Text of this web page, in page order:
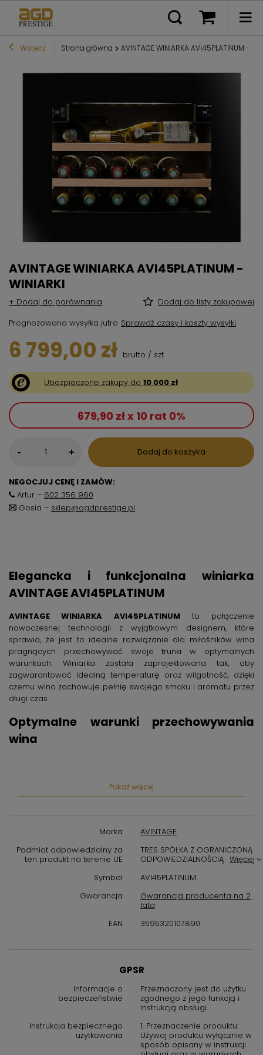
Wstecz Strona główna AVINTAGE WINIARKA AVI45PLATINUM -
AVINTAGE WINIARKA AVI45PLATINUM -
WINIARKI
+ Dodaj do porównania
Dodaj do listy zakupowej
Prognozowana wysyłka jutro Sprawdź czasy i koszty wysyłki
6 799,00 zł brutto / szt.
Ubezpieczone zakupy do 10 000 zł
679,90 zł x 10 rat 0%
- + Dodaj do koszyka
NEGOCJUJ CENĘ I ZAMÓW:
Artur – 602 356 960
Gosia – sklep@agdprestige.pl
Elegancka i funkcjonalna winiarka
AVINTAGE AVI45PLATINUM
AVINTAGE WINIARKA AVI45PLATINUMto połączenie
nowoczesnej technologii z wyjątkowym designem, które
sprawia, że jest to idealne rozwiązanie dla miłośników wina
pragnących przechowywać swoje trunki w optymalnych
warunkach. Winiarka została zaprojektowana tak, aby
zagwarantować idealną temperaturę oraz wilgotność, dzięki
czemu wino zachowuje pełnię swojego smaku i aromatu przez
długi czas.
Optymalne warunki przechowywania
wina
rodzajów win – od delikatnych białych po intensywne
czerwone. Zaawansowany system chłodzenia i izolacji
drganiami, które mogą negatywnie wpływać na jakość
przechowywanych trunków. Dzięki temu, winiarka pozwala na
profesjonalne przechowywanie i długoterminowe starzenie
Wyjątkowy design i wysoka jakość
Obudowa w kolorze platynowym nadaje urządzeniu
zapewniają trwałość i odporność na uszkodzenia. Przemyślany
układ półek umożliwia wygodne przechowywanie butelek o
różnych rozmiarach, a podświetlenie LED subtelnie eksponuje
kolekcję win.
Zastosowanie winiarki AVINTAGE
Pokaż więcej
Marka
AVINTAGE
Podmiot odpowiedzialny za
ten produkt na terenie UE
TRES SPÓŁKA Z OGRANICZONĄ
ODPOWIEDZIALNOŚCIĄ Więcej
Symbol
AVI45PLATINUM
Gwarancja
Gwarancja producenta na 2
lata
EAN
3595320107890
GPSR
Informacje o
bezpieczeństwie
Przeznaczony jest do użytku
zgodnego z jego funkcją i
instrukcją obsługi.
Instrukcja bezpiecznego
użytkowania
1. Przeznaczenie produktu:
Używaj produktu wyłącznie w
sposób opisany w instrukcji